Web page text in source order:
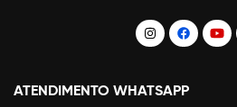
ATENDIMENTO WHATSAPP